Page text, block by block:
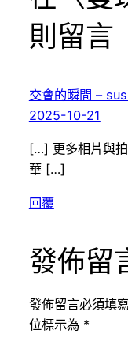
則留言
交會的瞬間 –
2025-10-21
[…] 更多相片與
華 […]
回覆
發佈留
發佈留言必須填
位標示為 *